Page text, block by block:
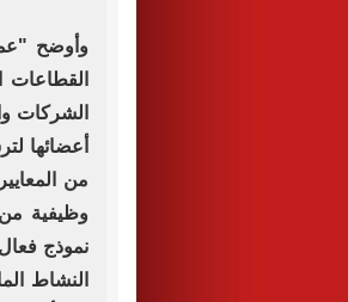
الشركات
أعضائها
من
نموذج
النشاط